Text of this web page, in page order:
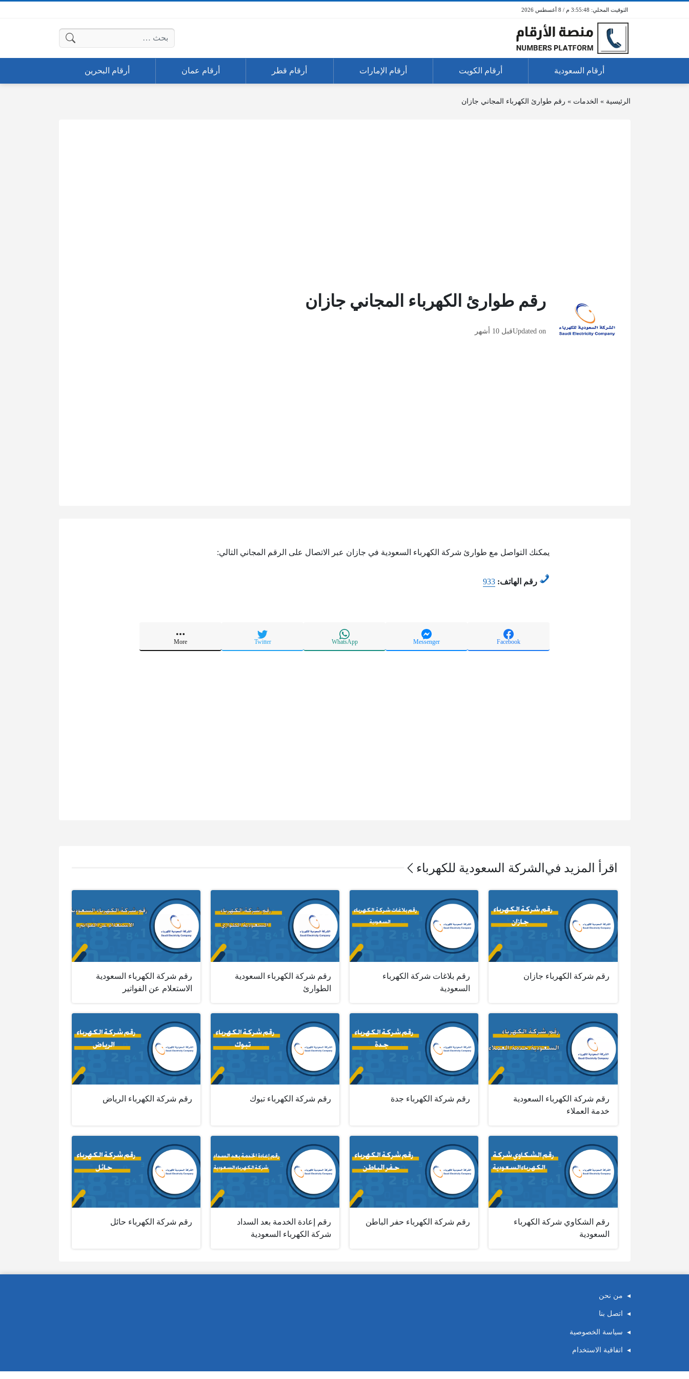
3:55:48 م / 8 أغسطس 2026
البحث عن:
أرقام السعودية أرقام الكويت أرقام الإمارات أرقام قطر أرقام عمان أرقام البحرين
الرئيسية » الخدمات » رقم طوارئ الكهرباء المجاني جازان
رقم طوارئ الكهرباء المجاني جازان
Updated onقبل 10 أشهر
يمكنك التواصل مع طوارئ شركة الكهرباء السعودية في جازان عبر الاتصال على الرقم المجاني التالي:
رقم الهاتف: 933
Facebook
Messenger
WhatsApp
Twitter
More
اقرأ المزيد في الشركة السعودية للكهرباء
رقم شركة الكهرباء جازان
رقم بلاغات شركة الكهرباء
السعودية
رقم شركة الكهرباء السعودية
الطوارئ
رقم شركة الكهرباء السعودية
الاستعلام عن الفواتير
رقم شركة الكهرباء السعودية
خدمة العملاء
رقم شركة الكهرباء جدة رقم شركة الكهرباء تبوك رقم شركة الكهرباء الرياض
رقم الشكاوي شركة الكهرباء
السعودية
رقم شركة الكهرباء حفر الباطن
رقم إعادة الخدمة بعد السداد
شركة الكهرباء السعودية
رقم شركة الكهرباء حائل
من نحن
اتصل بنا
سياسة الخصوصية
اتفاقية الاستخدام